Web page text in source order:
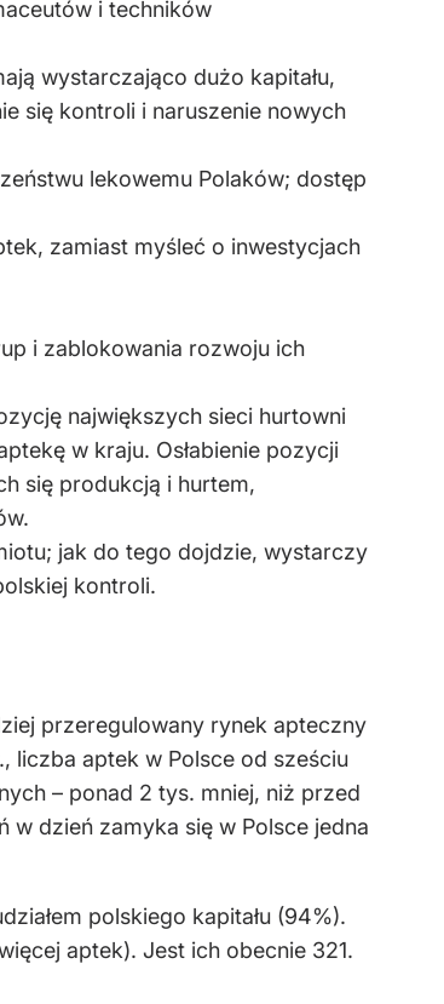
i techników
wystarczająco dużo kapitału,
się kontroli i naruszenie nowych
lekowemu Polaków; dostęp
zamiast myśleć o inwestycjach
i zablokowania rozwoju ich
największych sieci hurtowni
w kraju. Osłabienie pozycji
się produkcją i hurtem,
jak do tego dojdzie, wystarczy
kontroli.
przeregulowany rynek apteczny
liczba aptek w Polsce od sześciu
– ponad 2 tys. mniej, niż przed
w dzień zamyka się w Polsce jedna
polskiego kapitału (94%).
aptek). Jest ich obecnie 321.